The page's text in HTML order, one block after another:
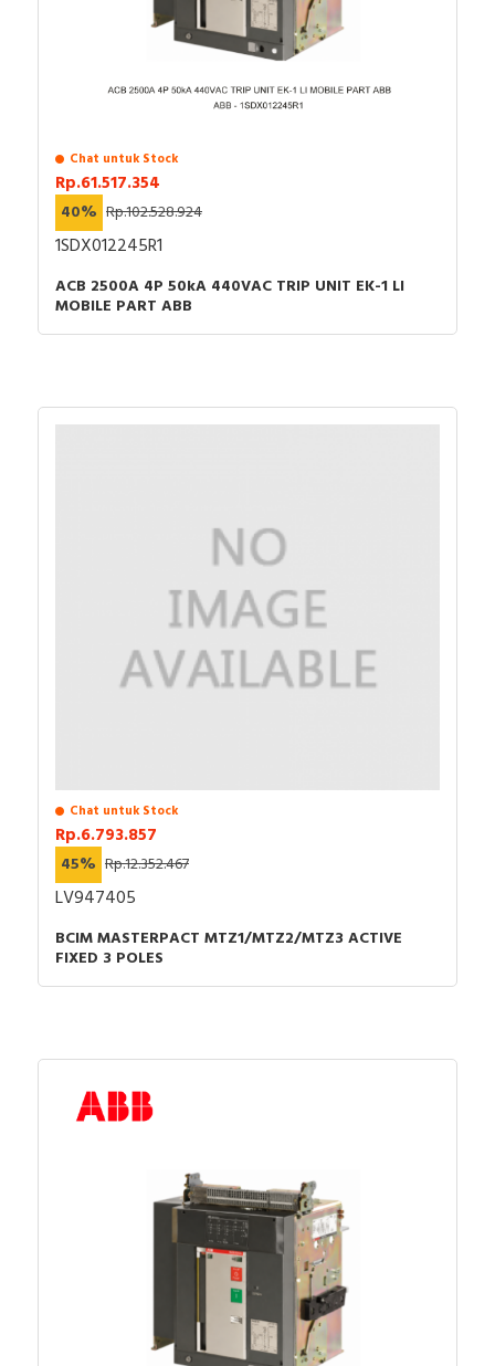
Chat untuk Stock
Rp.61.517.354
40% Rp.102.528.924
1SDX012245R1
ACB 2500A 4P 50kA 440VAC TRIP UNIT EK-1 LI
MOBILE PART ABB
Chat untuk Stock
Rp.6.793.857
45% Rp.12.352.467
LV947405
BCIM MASTERPACT MTZ1/MTZ2/MTZ3 ACTIVE
FIXED 3 POLES